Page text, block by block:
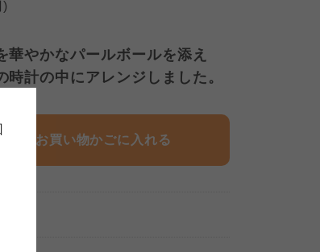
)
やかなパールボールを添え
計の中にアレンジしました。
お買い物かごに入れる
て
入されている生協が定
して規定されています。
ている個人情報につい
切に管理をおこなってい
ご確認ください。
は、それぞれご利用の
ださい。